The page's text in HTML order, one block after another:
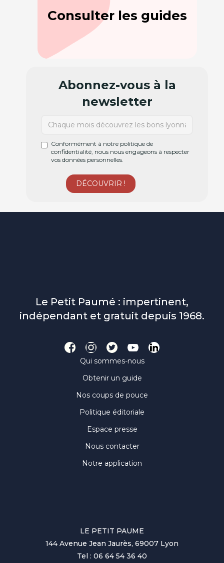
Consulter les guides
Abonnez-vous à la
newsletter
Conformément à notre politique de
confidentialité, nous nous engageons à respecter
vos données personnelles.
Le Petit Paumé : impertinent,
indépendant et gratuit depuis 1968.
Qui sommes-nous
Obtenir un guide
Nos coups de pouce
Politique éditoriale
Espace presse
Nous contacter
Notre application
LE PETIT PAUME
144 Avenue Jean Jaurès, 69007 Lyon
Tel : 06 64 54 36 40